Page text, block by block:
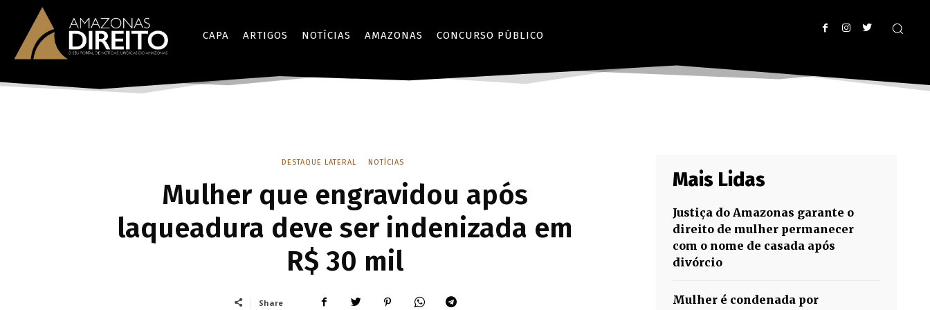
CAPA ARTIGOS NOTÍCIAS AMAZONAS CONCURSO PÚBLICO
DESTAQUE LATERAL NOTÍCIAS
Mulher que engravidou após
laqueadura deve ser indenizada em
R$ 30 mil
Share
Mais Lidas
Justiça do Amazonas garante o
direito de mulher permanecer
com o nome de casada após
divórcio
Mulher é condenada por